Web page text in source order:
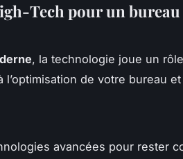
Tech pour un bureau
, la technologie joue un
l’optimisation de votre bureau et
avancées pour rester